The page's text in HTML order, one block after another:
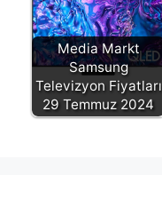
Media Markt
Samsung
Televizyon Fiyatları
29 Temmuz 2024